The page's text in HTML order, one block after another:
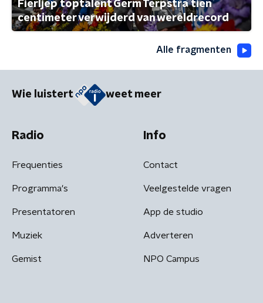
Fierljep toptalent Germ Terpstra tien
centimeter verwijderd van wereldrecord
Alle fragmenten
Wie luistert weet meer
Radio
Frequenties
Programma's
Presentatoren
Muziek
Gemist
Info
Contact
Veelgestelde vragen
App de studio
Adverteren
NPO Campus